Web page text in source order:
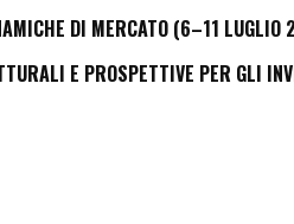
DI MERCATO (6–11
E PROSPETTIVE PER GLI